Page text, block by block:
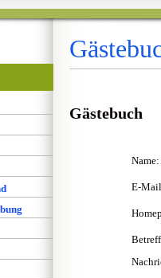
Gästebuch
Name:
E-